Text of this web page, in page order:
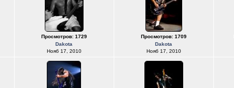
Просмотров: 1729
Dakota
Нояб 17, 2010
Просмотров: 1709
Dakota
Нояб 17, 2010